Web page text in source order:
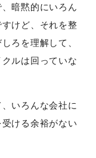
暗黙的にいろん
けど、それを整
ろを理解して、
ルは回っていな
いろんな会社に
ける余裕がない